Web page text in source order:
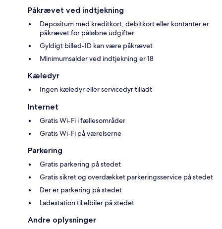
Påkrævet ved indtjekning
Depositum med kreditkort, debitkort eller kontanter er
påkrævet for påløbne udgifter
Gyldigt billed-ID kan være påkrævet
Minimumsalder ved indtjekning er 18
Kæledyr
Ingen kæledyr eller servicedyr tilladt
Internet
Gratis Wi-Fi i fællesområder
Gratis Wi-Fi på værelserne
Parkering
Gratis parkering på stedet
Gratis sikret og overdækket parkeringsservice på stedet
Der er parkering på stedet
Ladestation til elbiler på stedet
Andre oplysninger